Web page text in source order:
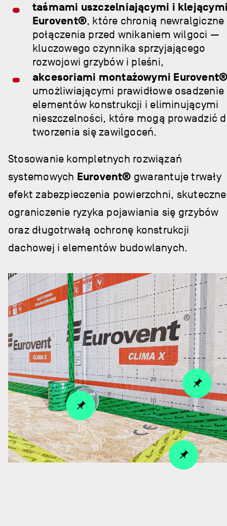
taśmami uszczelniającymi i
Eurovent®, które chronią newralgiczne
połączenia przed wnikaniem wilgoci —
kluczowego czynnika sprzyjającego
rozwojowi grzybów i pleśni,
akcesoriami montażowymi
umożliwiającymi prawidłowe osadzenie
elementów konstrukcji i eliminującymi
nieszczelności, które mogą prowadzić
tworzenia się zawilgoceń.
Stosowanie kompletnych rozwiązań
systemowych Eurovent® gwarantuje trwały
efekt zabezpieczenia powierzchni, skuteczne
ograniczenie ryzyka pojawiania się grzybów
oraz długotrwałą ochronę konstrukcji
dachowej i elementów budowlanych.